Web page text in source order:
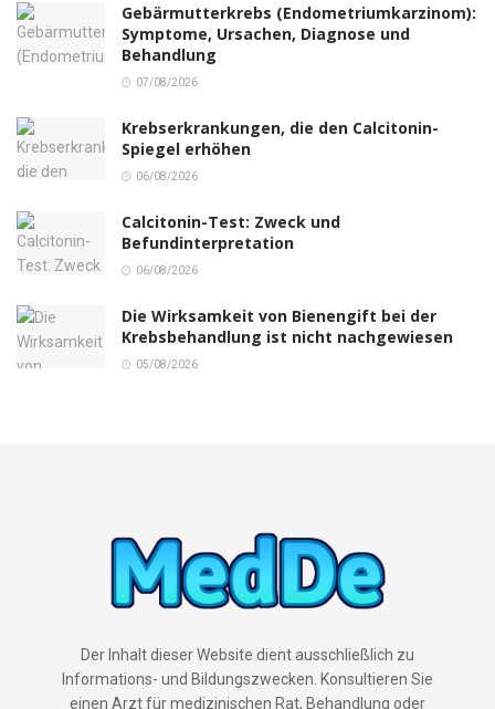
Gebärmutterkrebs (Endometriumkarzinom):
Symptome, Ursachen, Diagnose und
Behandlung
07/08/2026
Krebserkrankungen, die den Calcitonin-
Spiegel erhöhen
06/08/2026
Calcitonin-Test: Zweck und
Befundinterpretation
06/08/2026
Die Wirksamkeit von Bienengift bei der
Krebsbehandlung ist nicht nachgewiesen
05/08/2026
Der Inhalt dieser Website dient ausschließlich zu
Informations- und Bildungszwecken. Konsultieren Sie
einen Arzt für medizinischen Rat, Behandlung oder